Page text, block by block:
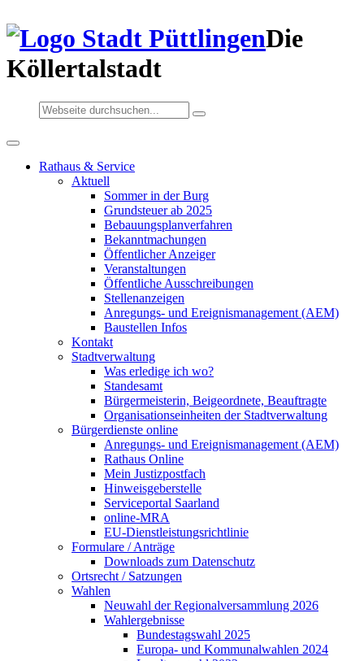
Die
Köllertalstadt
Rathaus & Service
Aktuell
Sommer in der Burg
Grundsteuer ab 2025
Bebauungsplanverfahren
Bekanntmachungen
Öffentlicher Anzeiger
Veranstaltungen
Öffentliche Ausschreibungen
Stellenanzeigen
Anregungs- und Ereignismanagement (AEM)
Baustellen Infos
Kontakt
Stadtverwaltung
Was erledige ich wo?
Standesamt
Bürgermeisterin, Beigeordnete, Beauftragte
Organisationseinheiten der Stadtverwaltung
Bürgerdienste online
Anregungs- und Ereignismanagement (AEM)
Rathaus Online
Mein Justizpostfach
Hinweisgeberstelle
Serviceportal Saarland
online-MRA
EU-Dienstleistungsrichtlinie
Formulare / Anträge
Downloads zum Datenschutz
Ortsrecht / Satzungen
Wahlen
Neuwahl der Regionalversammlung 2026
Wahlergebnisse
Bundestagswahl 2025
Europa- und Kommunalwahlen 2024